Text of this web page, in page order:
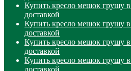
Купить кресло мешок грушу
доставкой
Купить кресло мешок грушу
доставкой
Купить кресло мешок грушу
доставкой
Купить кресло мешок грушу
доставкой